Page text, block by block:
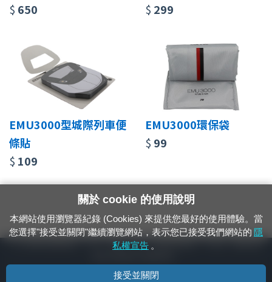
$ 650
$ 299
EMU3000型城際列車便
條貼
$ 109
EMU3000環保袋
$ 99
24小時緊急通報電話：1933（市話、手機，僅限發現軌道、平交道、橋樑及隧
資通安全政策 著作權聲明
關於 cookie 的使用說明
本網站使用瀏覽器紀錄 (Cookies) 來提供您最好的使用體驗。當
您選擇"接受並關閉"繼續瀏覽網站，表示您已接受我們網站的 隱
私權宣告 。
接受並關閉